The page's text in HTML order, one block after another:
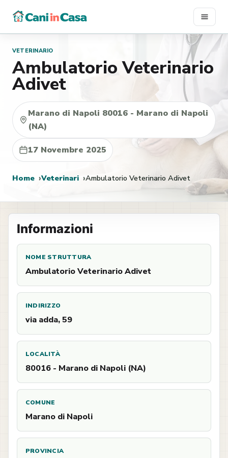
contenuto
VETERINARIO
Ambulatorio Veterinario
Adivet
Marano di Napoli 80016 - Marano di Napoli
(NA)
17 Novembre 2025
Home Veterinari Ambulatorio Veterinario Adivet
Informazioni
NOME STRUTTURA
Ambulatorio Veterinario Adivet
INDIRIZZO
via adda, 59
LOCALITÀ
80016 - Marano di Napoli (NA)
COMUNE
Marano di Napoli
PROVINCIA